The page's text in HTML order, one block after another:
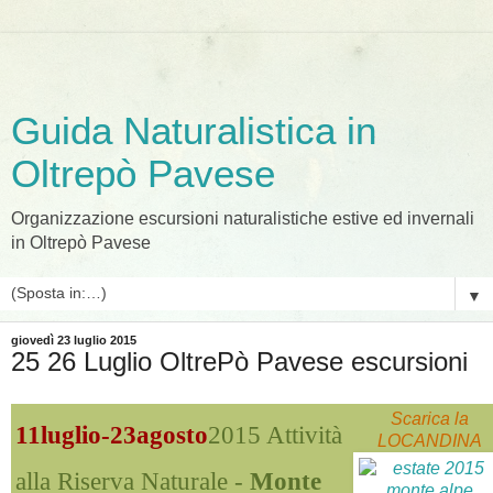
Guida Naturalistica in
Oltrepò Pavese
Organizzazione escursioni naturalistiche estive ed invernali
in Oltrepò Pavese
▼
giovedì 23 luglio 2015
25 26 Luglio OltrePò Pavese escursioni
11luglio-23agosto2015 Attività
alla Riserva Naturale - Monte
Scarica la
LOCANDINA